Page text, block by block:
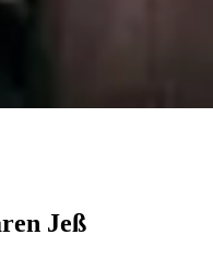
Jeß